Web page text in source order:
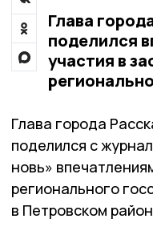
Глава
поделился
участия в
Глава города
поделился с
новь»
регионального
в Петровском